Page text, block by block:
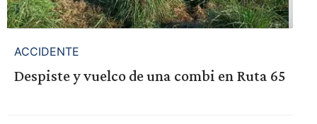
ACCIDENTE
Despiste y vuelco de una combi en Ruta 65